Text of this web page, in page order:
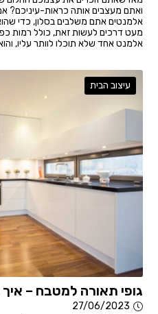
ואתם מעצבים אותה כראות-עיניכם?
אלמנטים אתם משלבים בסלון, כדי
מעט דרכים לעשות זאת, כולל רמות
אלמנט אחד שלא תוכלו לוותר עליו,
עיצוב הבית
גופי תאורה למטבח – איך
27/06/2023